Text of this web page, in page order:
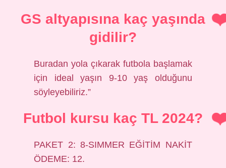
GS altyapısına kaç yaşında
gidilir?
Buradan yola çıkarak futbola başlamak
için ideal yaşın 9-10 yaş olduğunu
söyleyebiliriz.”
Futbol kursu kaç TL 2024?
PAKET 2: 8-SIMMER EĞİTİM NAKİT
ÖDEME: 12.